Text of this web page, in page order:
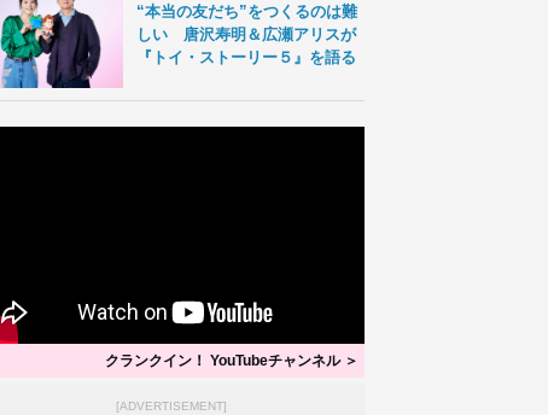
“本当の友だち”をつくるのは難
しい 唐沢寿明＆広瀬アリスが
『トイ・ストーリー５』を語る
クランクイン！ YouTubeチャンネル ＞
[ADVERTISEMENT]